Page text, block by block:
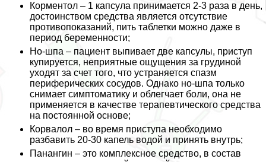
Корментол – 1 капсула принимается 2-3 раза в день,
достоинством средства является отсутствие
противопоказаний, пить таблетки можно даже в
период беременности;
Но-шпа – пациент выпивает две капсулы, приступ
купируется, неприятные ощущения за гpyдиной
уходят за счет того, что устраняется спазм
периферических сосудов. Однако но-шпа только
снимает симптоматику и облегчает боли, она не
применяется в качестве терапевтического средства
на постоянной основе;
Корвалол – во время приступа необходимо
разбавить 20-30 капель водой и принять внутрь;
Панангин – это комплексное средство, в состав